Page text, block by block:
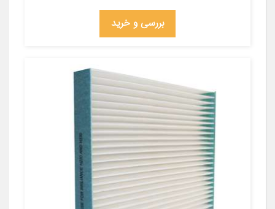
بررسی و خرید